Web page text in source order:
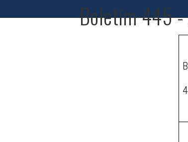
Boletim 445 -